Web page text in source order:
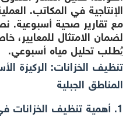
الإنتاجية في المكاتب.
مع تقارير صحية أسبوعية.
لضمان الامتثال
يُطلب تحليل مياه أسبوعي.
تنظيف الخزانات: الركيزة
المناطق الجبلية
1. أهمية تنظيف الخزانات في الباحة وسبت العلايا